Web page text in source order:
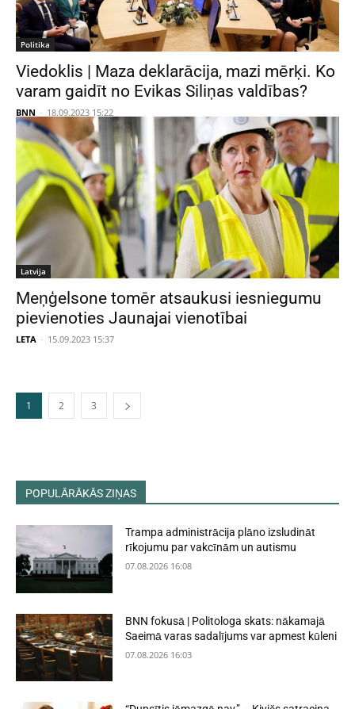
Politika
Viedoklis | Maza deklarācija, mazi mērķi. Ko
varam gaidīt no Evikas Siliņas valdības?
BNN - 18.09.2023 15:22
Latvija
Meņģelsone tomēr atsaukusi iesniegumu
pievienoties Jaunajai vienotībai
LETA - 15.09.2023 15:37
1 2 3
POPULĀRĀKĀS ZIŅAS
Trampa administrācija plāno izsludināt
rīkojumu par vakcīnām un autismu
07.08.2026 16:08
BNN fokusā | Politologa skats: nākamajā
Saeimā varas sadalījums var apmest kūleni
07.08.2026 16:03